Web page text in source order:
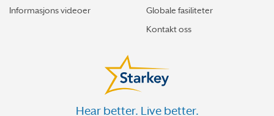
Informasjons videoer
Globale fasiliteter
Kontakt oss
Hear better. Live better.